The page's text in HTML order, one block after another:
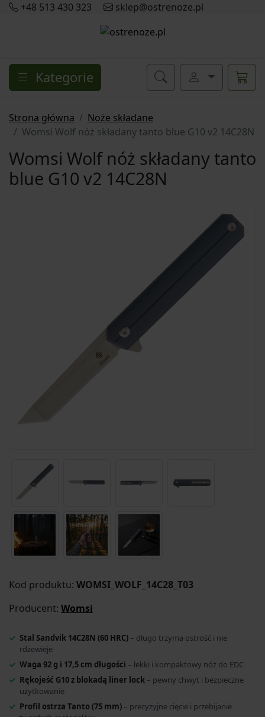
+48 513 430 323 sklep@ostrenoze.pl
Kategorie
Strona główna
Noże składane
Womsi Wolf nóż składany tanto blue G10 v2 14C28N
Womsi Wolf nóż składany tanto
blue G10 v2 14C28N
Kod produktu: WOMSI_WOLF_14C28_T03
Producent: Womsi
Stal Sandvik 14C28N (60 HRC) – długo trzyma ostrość i nie
rdzewieje
Waga 92 g i 17,5 cm długości – lekki i kompaktowy nóż do EDC
Rękojeść G10 z blokadą liner lock – pewny chwyt i bezpieczne
użytkowanie
Profil ostrza Tanto (75 mm) – precyzyjne cięcie i przebijanie